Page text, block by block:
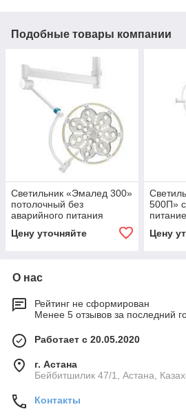
Подобные товары компании
Светильник «Эмалед 300»
потолочный без
аварийного питания
Цену уточняйте
500П»
Цену
О нас
Рейтинг не сформирован
Менее 5 отзывов за последний
Работает с 20.05.2020
г. Астана
Бейбитшилик 47/1, Астана,
Контакты